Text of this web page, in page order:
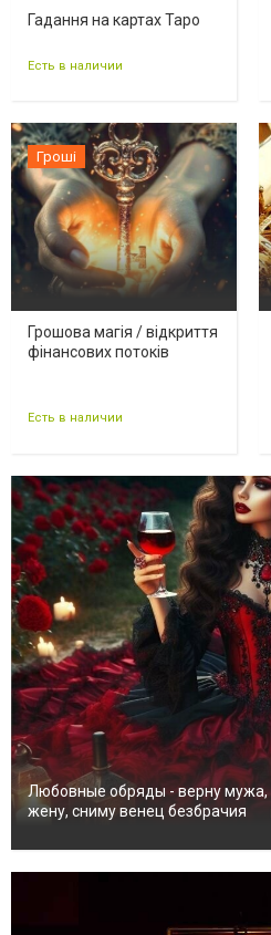
Гадання на картах Таро
Есть в наличии
Гроші
Грошова магія / відкриття
фінансових потоків
Есть в наличии
Любовные обряды - верну мужа,
жену, сниму венец безбрачия